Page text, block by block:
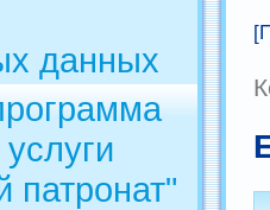
данных
патронат"